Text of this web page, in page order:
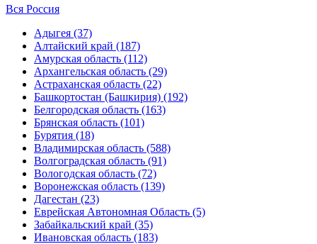
Вся Россия
Адыгея (37)
Алтайский край (187)
Амурская область (112)
Архангельская область (29)
Астраханская область (22)
Башкортостан (Башкирия) (192)
Белгородская область (163)
Брянская область (101)
Бурятия (18)
Владимирская область (588)
Волгоградская область (91)
Вологодская область (72)
Воронежская область (139)
Дагестан (23)
Еврейская Автономная Область (5)
Забайкальский край (35)
Ивановская область (183)